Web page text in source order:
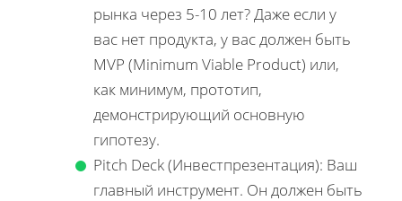
рынка через 5-10 лет? Даже если у
вас нет продукта, у вас должен быть
MVP (Minimum Viable Product) или,
как минимум, прототип,
демонстрирующий основную
гипотезу.
Pitch Deck (Инвестпрезентация): Ваш
главный инструмент. Он должен быть